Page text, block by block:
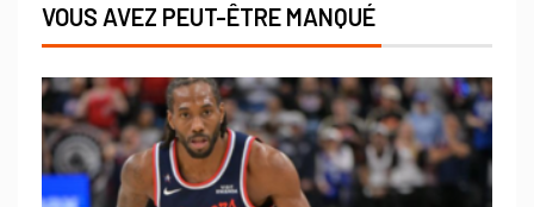
VOUS AVEZ PEUT-ÊTRE MANQUÉ